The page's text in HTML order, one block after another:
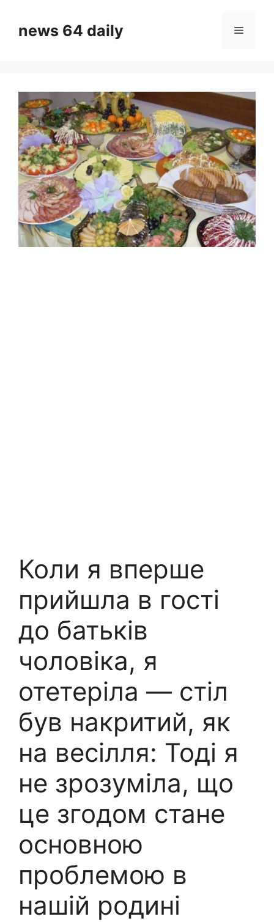
contentnews 64 daily Menu
Коли я вперше
прийшла в гості
до батьків
чоловіка, я
отетеріла — стіл
був накритий, як
на весілля: Тоді я
не зрозуміла, що
це згодом стане
основною
проблемою в
нашій родині